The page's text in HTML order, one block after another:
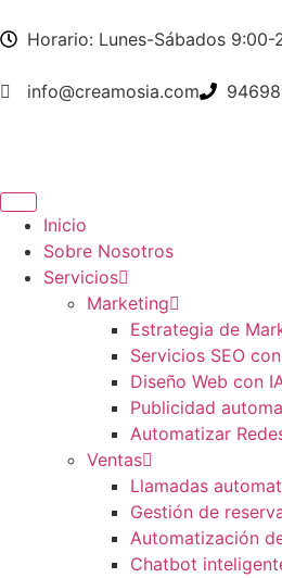
Horario: Lunes-Sábados 9:00-
info@creamosia.com
Inicio
Sobre Nosotros
Servicios
Marketing
Estrategia de
Servicios SEO
Diseño Web con
Publicidad
Automatizar
Ventas
Llamadas
Gestión de
Automatización
Chatbot